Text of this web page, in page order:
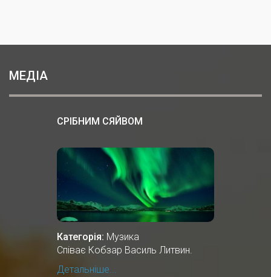
МЕДІА
СРІБНИМ СЯЙВОМ
Категорія: Музика
Співає Кобзар Василь Литвин.
Детальніше...